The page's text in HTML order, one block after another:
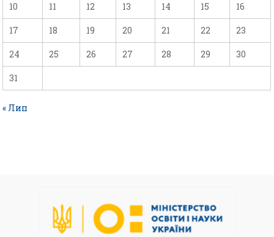
10 11 12 13 14 15 16
17 18 19 20 21 22 23
24 25 26 27 28 29 30
31
« Лип